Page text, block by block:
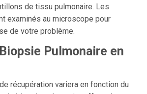
de tissu pulmonaire. Les
examinés au microscope pour
de votre problème.
Pulmonaire en
récupération variera en fonction du